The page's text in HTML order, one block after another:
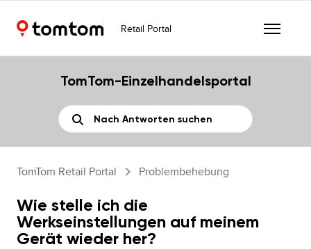
Retail Portal
TomTom-Einzelhandelsportal
TomTom Retail Portal Problembehebung
Wie stelle ich die
Werkseinstellungen auf meinem
Gerät wieder her?